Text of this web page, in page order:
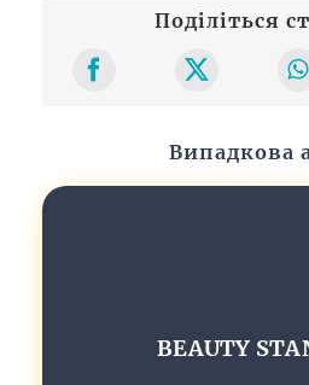
Поділіться
Випадкова
BEAUTY